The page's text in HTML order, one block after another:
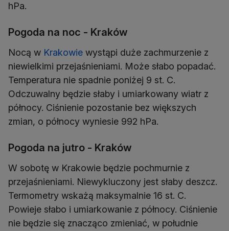
hPa.
Pogoda na noc - Kraków
Nocą w Krakowie wystąpi duże zachmurzenie z
niewielkimi przejaśnieniami. Może słabo popadać.
Temperatura nie spadnie poniżej 9 st. C.
Odczuwalny będzie słaby i umiarkowany wiatr z
północy. Ciśnienie pozostanie bez większych
zmian, o północy wyniesie 992 hPa.
Pogoda na jutro - Kraków
W sobotę w Krakowie będzie pochmurnie z
przejaśnieniami. Niewykluczony jest słaby deszcz.
Termometry wskażą maksymalnie 16 st. C.
Powieje słabo i umiarkowanie z północy. Ciśnienie
nie będzie się znacząco zmieniać, w południe